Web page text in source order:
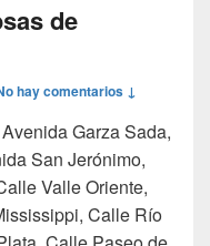
de
hay comentarios ↓
Garza Sada,
San Jerónimo,
Valle Oriente,
Calle Río